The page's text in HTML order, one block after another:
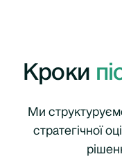
Кроки
Ми
стратегічної